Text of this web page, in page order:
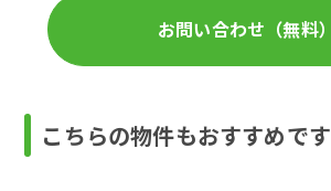
お問い合わせ（無料）
こちらの物件もおすすめです